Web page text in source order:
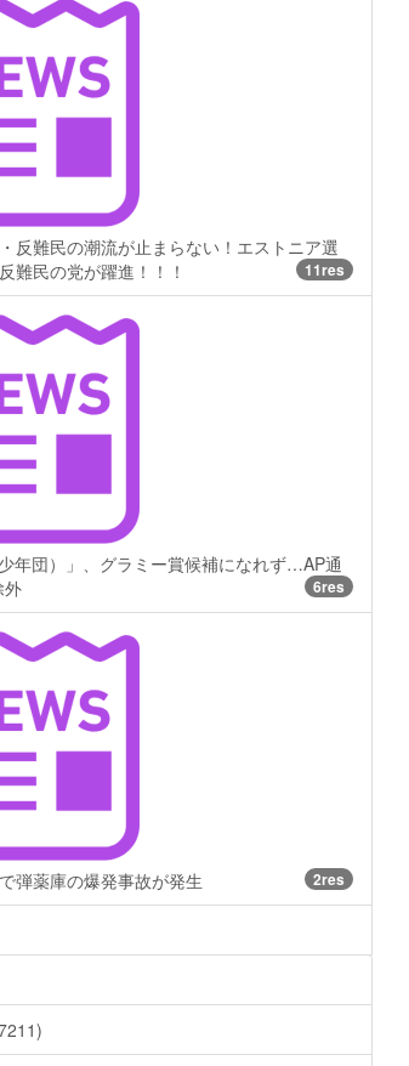
反難民の潮流が止まらない！エストニア選
難民の党が躍進！！！
11res
少年団）」、グラミー賞候補になれず…AP通
外
6res
弾薬庫の爆発事故が発生 2res